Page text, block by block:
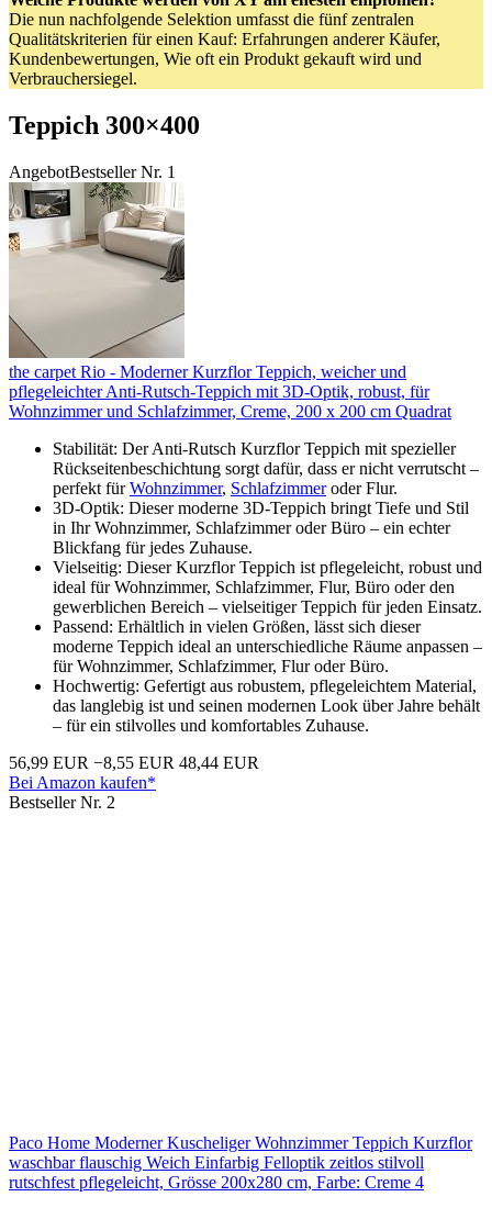
Die nun nachfolgende Selektion umfasst die fünf zentralen
Qualitätskriterien für einen Kauf: Erfahrungen anderer Käufer,
Kundenbewertungen, Wie oft ein Produkt gekauft wird und
Verbrauchersiegel.
Teppich 300×400
AngebotBestseller Nr. 1
the carpet Rio - Moderner Kurzflor Teppich, weicher und
pflegeleichter Anti-Rutsch-Teppich mit 3D-Optik, robust, für
Wohnzimmer und Schlafzimmer, Creme, 200 x 200 cm Quadrat
Stabilität: Der Anti-Rutsch Kurzflor Teppich mit spezieller
Rückseitenbeschichtung sorgt dafür, dass er nicht verrutscht –
perfekt fürWohnzimmer, Schlafzimmeroder Flur.
3D-Optik: Dieser moderne 3D-Teppich bringt Tiefe und Stil
in Ihr Wohnzimmer, Schlafzimmer oder Büro – ein echter
Blickfang für jedes Zuhause.
Vielseitig: Dieser Kurzflor Teppich ist pflegeleicht, robust und
ideal für Wohnzimmer, Schlafzimmer, Flur, Büro oder den
gewerblichen Bereich – vielseitiger Teppich für jeden Einsatz.
Passend: Erhältlich in vielen Größen, lässt sich dieser
moderne Teppich ideal an unterschiedliche Räume anpassen –
für Wohnzimmer, Schlafzimmer, Flur oder Büro.
Hochwertig: Gefertigt aus robustem, pflegeleichtem Material,
das langlebig ist und seinen modernen Look über Jahre behält
– für ein stilvolles und komfortables Zuhause.
56,99 EUR −8,55 EUR 48,44 EUR
Bei Amazon kaufen*
Bestseller Nr. 2
Paco Home Moderner Kuscheliger Wohnzimmer Teppich Kurzflor
waschbar flauschig Weich Einfarbig Felloptik zeitlos stilvoll
rutschfest pflegeleicht, Grösse 200x280 cm, Farbe: Creme 4